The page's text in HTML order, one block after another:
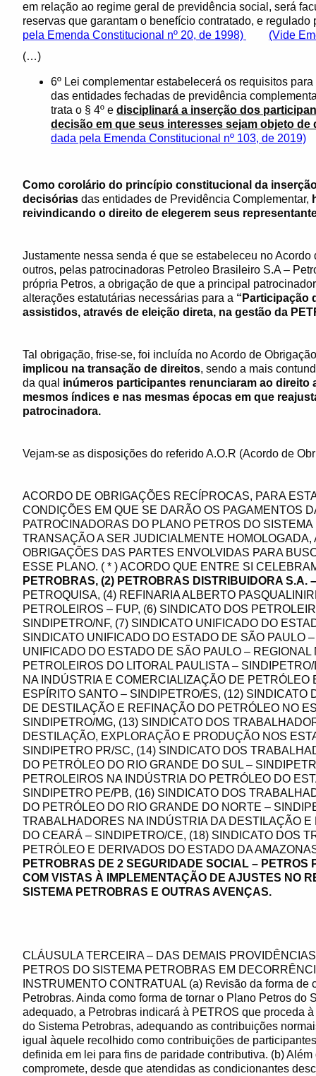
em relação ao regime geral de previdência social, será
reservas que garantam o benefício contratado, e
pela Emenda Constitucional nº 20, de 1998)
(Vide
(…)
6º Lei complementar estabelecerá os requisitos
das entidades fechadas de previdência
trata o § 4º e disciplinará a inserção dos
decisão em que seus interesses sejam objeto
dada pela Emenda Constitucional nº 103, de 2019)
Como corolário do princípio constitucional da
decisórias das entidades de Previdência Complementar,
reivindicando o direito de elegerem seus
Justamente nessa senda é que se estabeleceu no
outros, pelas patrocinadoras Petroleo Brasileiro S.A –
própria Petros, a obrigação de que a principal
alterações estatutárias necessárias para a “Participação
assistidos, através de eleição direta, na gestão da
Tal obrigação, frise-se, foi incluída no Acordo de
implicou na transação de direitos, sendo a mais
da qual inúmeros participantes renunciaram ao
mesmos índices e nas mesmas épocas em que
patrocinadora.
Vejam-se as disposições do referido A.O.R (Acordo de
ACORDO DE OBRIGAÇÕES RECÍPROCAS, PARA
CONDIÇÕES EM QUE SE DARÃO OS PAGAMENTOS
PATROCINADORAS DO PLANO PETROS DO
TRANSAÇÃO A SER JUDICIALMENTE
OBRIGAÇÕES DAS PARTES ENVOLVIDAS PARA
ESSE PLANO. ( * ) ACORDO QUE ENTRE SI
PETROBRAS, (2) PETROBRAS DISTRIBUIDORA S.A.
PETROQUISA, (4) REFINARIA ALBERTO
PETROLEIROS – FUP, (6) SINDICATO DOS
SINDIPETRO/NF, (7) SINDICATO UNIFICADO DO
SINDICATO UNIFICADO DO ESTADO DE SÃO PAULO
UNIFICADO DO ESTADO DE SÃO PAULO –
PETROLEIROS DO LITORAL PAULISTA –
NA INDÚSTRIA E COMERCIALIZAÇÃO DE PETRÓLEO
ESPÍRITO SANTO – SINDIPETRO/ES, (12)
DE DESTILAÇÃO E REFINAÇÃO DO PETRÓLEO NO
SINDIPETRO/MG, (13) SINDICATO DOS
DESTILAÇÃO, EXPLORAÇÃO E PRODUÇÃO NOS
SINDIPETRO PR/SC, (14) SINDICATO DOS
DO PETRÓLEO DO RIO GRANDE DO SUL –
PETROLEIROS NA INDÚSTRIA DO PETRÓLEO DO
SINDIPETRO PE/PB, (16) SINDICATO DOS
DO PETRÓLEO DO RIO GRANDE DO NORTE –
TRABALHADORES NA INDÚSTRIA DA DESTILAÇÃO
DO CEARÁ – SINDIPETRO/CE, (18) SINDICATO DOS
PETRÓLEO E DERIVADOS DO ESTADO DA
PETROBRAS DE 2 SEGURIDADE SOCIAL –
COM VISTAS À IMPLEMENTAÇÃO DE AJUSTES NO
SISTEMA PETROBRAS E OUTRAS AVENÇAS.
CLÁUSULA TERCEIRA – DAS DEMAIS
PETROS DO SISTEMA PETROBRAS EM
INSTRUMENTO CONTRATUAL (a) Revisão da forma
Petrobras. Ainda como forma de tornar o Plano Petros do
adequado, a Petrobras indicará à PETROS que proceda
do Sistema Petrobras, adequando as contribuições
igual àquele recolhido como contribuições de
definida em lei para fins de paridade contributiva. (b)
compromete, desde que atendidas as condicionantes